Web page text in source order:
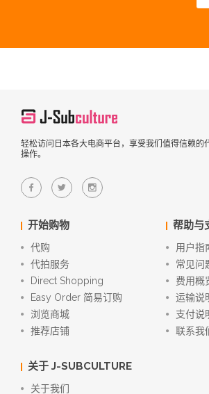
轻松访问日本各大电商平台，享受我们值得信赖的
操作。
开始购物
代购
代拍服务
Direct Shopping
Easy Order 简易订购
浏览商城
推荐店铺
帮助与
用户指
常见问
费用概
运输说
支付说
联系我
关于 J-SUBCULTURE
关于我们